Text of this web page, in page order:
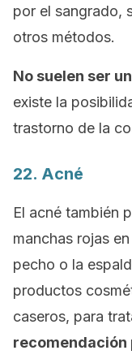
por el sangrado,
otros métodos.
No suelen ser
existe la
trastorno de la
22. Acné
El acné también
manchas rojas
pecho o la
productos
caseros, para
recomendación